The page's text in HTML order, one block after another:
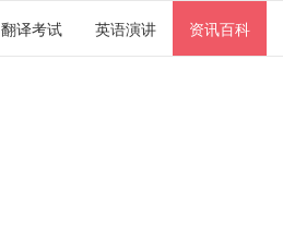
翻译考试 英语演讲 资讯百科